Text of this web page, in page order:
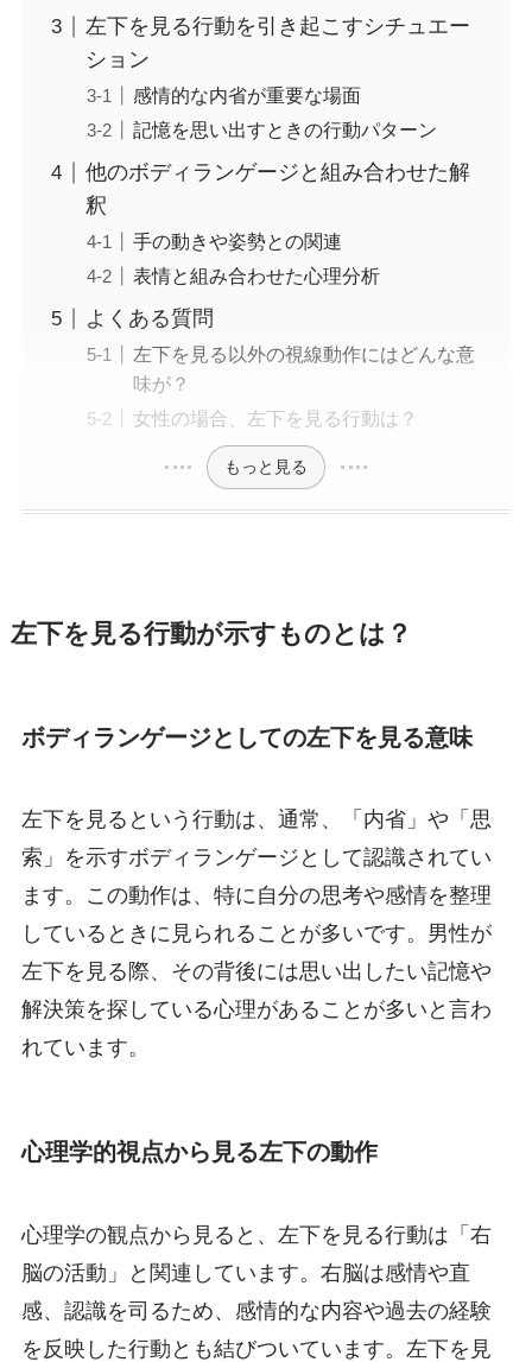
左下を見る行動を引き起こすシチュエー
ション
感情的な内省が重要な場面
記憶を思い出すときの行動パターン
他のボディランゲージと組み合わせた解
釈
手の動きや姿勢との関連
表情と組み合わせた心理分析
よくある質問
左下を見る以外の視線動作にはどんな意
味が？
女性の場合、左下を見る行動は？
もっと見る
左下を見る行動が示すものとは？
ボディランゲージとしての左下を見る意味
左下を見るという行動は、通常、「内省」や「思
索」を示すボディランゲージとして認識されてい
ます。この動作は、特に自分の思考や感情を整理
しているときに見られることが多いです。男性が
左下を見る際、その背後には思い出したい記憶や
解決策を探している心理があることが多いと言わ
れています。
心理学的視点から見る左下の動作
心理学の観点から見ると、左下を見る行動は「右
脳の活動」と関連しています。右脳は感情や直
感、認識を司るため、感情的な内容や過去の経験
を反映した行動とも結びついています。左下を見